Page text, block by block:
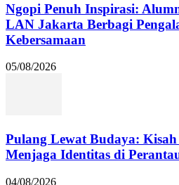
Ngopi Penuh Inspirasi:
LAN Jakarta Berbagi
Kebersamaan
05/08/2026
Pulang Lewat Budaya:
Menjaga Identitas di
04/08/2026